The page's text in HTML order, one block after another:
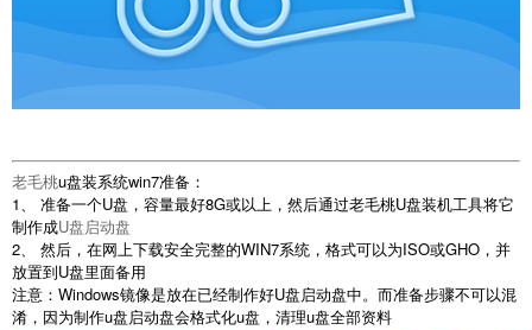
老毛桃u盘装系统win7准备：
1、 准备一个U盘，容量最好8G或以上，然后通过老毛桃U盘装机工具将它
制作成U盘启动盘
2、 然后，在网上下载安全完整的WIN7系统，格式可以为ISO或GHO，并
放置到U盘里面备用
注意：Windows镜像是放在已经制作好U盘启动盘中。而准备步骤不可以混
淆，因为制作u盘启动盘会格式化u盘，清理u盘全部资料